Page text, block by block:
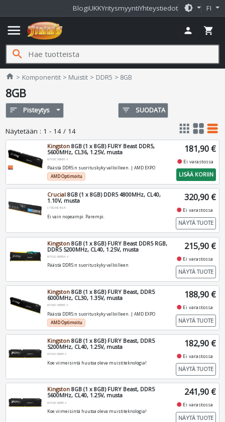
BlogiUKKYritysmyyntiYhteystiedot brightness_medium FI
menu person shopping_cart
search
home Jimms.fi
Komponentit Muistit DDR5 8GB
8GB
sort Pisteytys filter_list SUODATA
Näytetään : 1 - 14 / 14 apps grid_view table_rows
Kingston 8GB (1 x 8GB) FURY Beast DDR5,
5600MHz, CL36, 1.25V, musta
KF556C36BBE-8
Päästä DDR5:n suorituskyky valloilleen. | AMD EXPO
AMD Optimoitu
181,90 €
fiber_manual_record Ei varastossa
LISÄÄ KORIIN
Crucial 8GB (1 x 8GB) DDR5 4800MHz, CL40,
1.10V, musta
CT8G48C40U5
Ei vain nopeampi. Parempi.
320,90 €
fiber_manual_record Ei varastossa
NÄYTÄ TUOTE
Kingston 8GB (1 x 8GB) FURY Beast DDR5 RGB,
DDR5 5200MHz, CL40, 1.25V, musta
KF552C40BBA-8
Päästä DDR5:n suorituskyky valloilleen
215,90 €
fiber_manual_record Ei varastossa
NÄYTÄ TUOTE
Kingston 8GB (1 x 8GB) FURY Beast, DDR5
6000MHz, CL30, 1.35V, musta
KF560C30BBE-8
Päästä DDR5:n suorituskyky valloilleen. | AMD EXPO
AMD Optimoitu
188,90 €
fiber_manual_record Ei varastossa
NÄYTÄ TUOTE
Kingston 8GB (1 x 8GB) FURY Beast, DDR5
5200MHz, CL40, 1.25V, musta
KF552C40BB-8
Koe viimeisintä huutoa oleva muistiteknologia!
182,90 €
fiber_manual_record Ei varastossa
NÄYTÄ TUOTE
Kingston 8GB (1 x 8GB) FURY Beast, DDR5
5600MHz, CL40, 1.25V, musta
KF556C40BB-8
Koe viimeisintä huutoa oleva muistiteknologia!
241,90 €
fiber_manual_record Ei varastossa
NÄYTÄ TUOTE